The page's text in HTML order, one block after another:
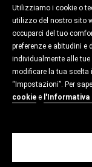
Utilizziamo i cookie o
utilizzo del nostro sito
occuparci del tuo
preferenze e abitudini
individualmente alle
modificare la tua
“Impostazioni”. Per
cookie e l'Informativa